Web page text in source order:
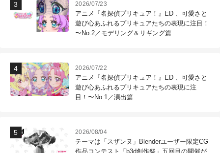
2026/07/23
アニメ『名探偵プリキュア！』ED 、可愛さと
遊び心あふれるプリキュアたちの表現に注目！
〜No.2／モデリング＆リギング篇
2026/07/22
アニメ『名探偵プリキュア！』ED 、可愛さと
遊び心あふれるプリキュアたちの表現に注
目！〜No.1／演出篇
2026/08/04
テーマは「スザンヌ」Blenderユーザー限定CG
作品コンテスト「b3d創作祭」五回目の開催が